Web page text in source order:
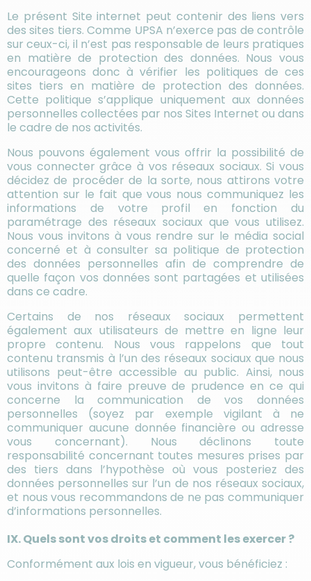
Le présent Site internet peut contenir des liens vers
des sites tiers. Comme UPSA n’exerce pas de contrôle
sur ceux-ci, il n’est pas responsable de leurs pratiques
en matière de protection des données. Nous vous
encourageons donc à vérifier les politiques de ces
sites tiers en matière de protection des données.
Cette politique s’applique uniquement aux données
personnelles collectées par nos Sites Internet ou dans
le cadre de nos activités.
Nous pouvons également vous offrir la possibilité de
vous connecter grâce à vos réseaux sociaux. Si vous
décidez de procéder de la sorte, nous attirons votre
attention sur le fait que vous nous communiquez les
informations de votre profil en fonction du
paramétrage des réseaux sociaux que vous utilisez.
Nous vous invitons à vous rendre sur le média social
concerné et à consulter sa politique de protection
des données personnelles afin de comprendre de
quelle façon vos données sont partagées et utilisées
dans ce cadre.
Certains de nos réseaux sociaux permettent
également aux utilisateurs de mettre en ligne leur
propre contenu. Nous vous rappelons que tout
contenu transmis à l’un des réseaux sociaux que nous
utilisons peut-être accessible au public. Ainsi, nous
vous invitons à faire preuve de prudence en ce qui
concerne la communication de vos données
personnelles (soyez par exemple vigilant à ne
communiquer aucune donnée financière ou adresse
vous concernant). Nous déclinons toute
responsabilité concernant toutes mesures prises par
des tiers dans l’hypothèse où vous posteriez des
données personnelles sur l’un de nos réseaux sociaux,
et nous vous recommandons de ne pas communiquer
d’informations personnelles.
IX. Quels sont vos droits et comment les exercer ?
Conformément aux lois en vigueur, vous bénéficiez :